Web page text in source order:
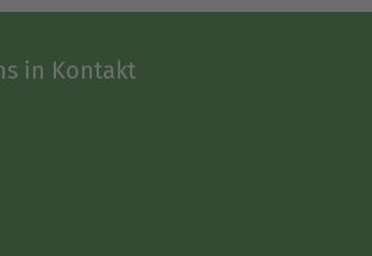
in Kontakt